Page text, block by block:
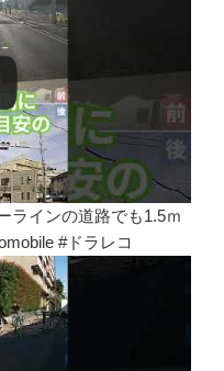
ラインの道路でも1.5ｍ
#ドラレコ